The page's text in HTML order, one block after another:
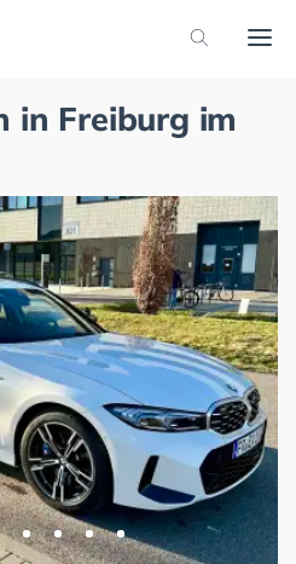
in Freiburg im